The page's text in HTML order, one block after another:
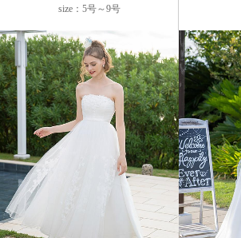
size：5号～9号